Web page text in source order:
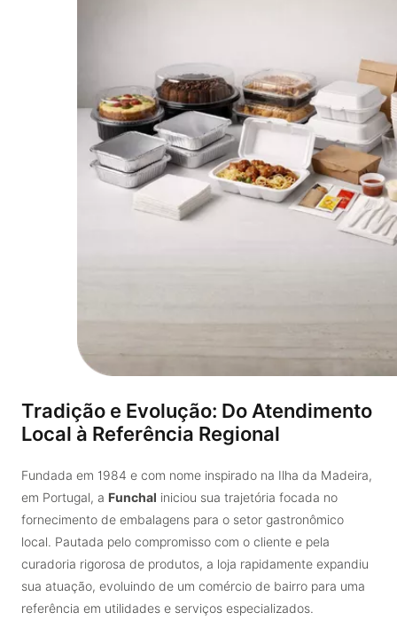
Tradição e Evolução: Do Atendimento
Local à Referência Regional
Fundada em 1984 e com nome inspirado na Ilha da Madeira,
em Portugal, a Funchal iniciou sua trajetória focada no
fornecimento de embalagens para o setor gastronômico
local. Pautada pelo compromisso com o cliente e pela
curadoria rigorosa de produtos, a loja rapidamente expandiu
sua atuação, evoluindo de um comércio de bairro para uma
referência em utilidades e serviços especializados.